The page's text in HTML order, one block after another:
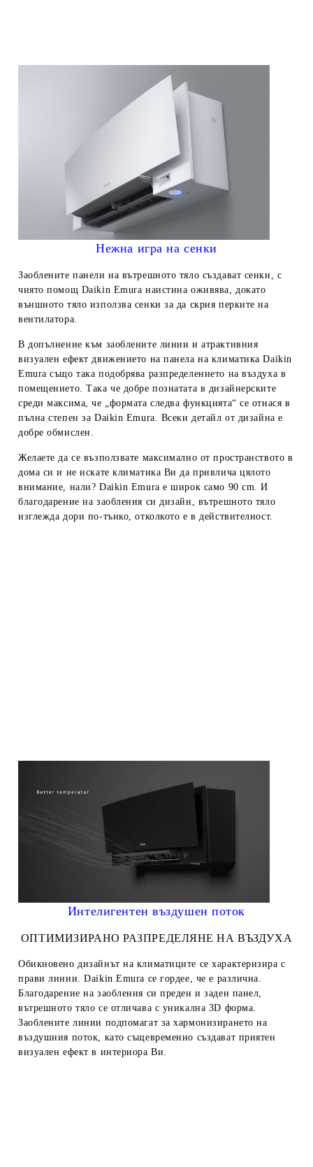
Нежна игра на сенки
Заоблените панели на вътрешното тяло създават сенки, с
чиято помощ Daikin Emura наистина оживява, докато
външното тяло използва сенки за да скрия перките на
вентилатора.
В допълнение към заоблените линии и атрактивния
визуален ефект движението на панела на климатика Daikin
Emura също така подобрява разпределението на въздуха в
помещението. Така че добре познатата в дизайнерските
среди максима, че „формата следва функцията“ се отнася в
пълна степен за Daikin Emura. Всеки детайл от дизайна е
добре обмислен.
Желаете да се възползвате максимално от пространството в
дома си и не искате климатика Ви да привлича цялото
внимание, нали? Daikin Emura е широк само 90 cm. И
благодарение на заобления си дизайн, вътрешното тяло
изглежда дори по-тънко, отколкото е в действителност.
Интелигентен въздушен поток
ОПТИМИЗИРАНО РАЗПРЕДЕЛЯНЕ НА ВЪЗДУХА
Обикновено дизайнът на климатиците се характеризира с
прави линии. Daikin Emura се гордее, че е различна.
Благодарение на заобления си преден и заден панел,
вътрешното тяло се отличава с уникална 3D форма.
Заоблените линии подпомагат за хармонизирането на
въздушния поток, като същевременно създават приятен
визуален ефект в интериора Ви.